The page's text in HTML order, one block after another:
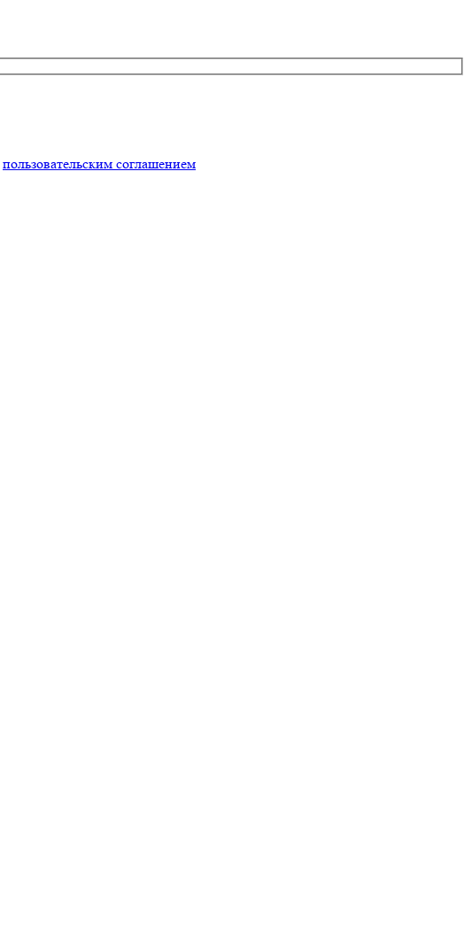
пользовательским соглашением